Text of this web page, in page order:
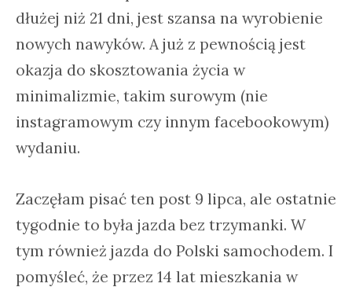
dłużej niż 21 dni, jest szansa na wyrobienie
nowych nawyków. A już z pewnością jest
okazja do skosztowania życia w
minimalizmie, takim surowym (nie
instagramowym czy innym facebookowym)
wydaniu.
Zaczęłam pisać ten post 9 lipca, ale ostatnie
tygodnie to była jazda bez trzymanki. W
tym również jazda do Polski samochodem. I
pomyśleć, że przez 14 lat mieszkania w